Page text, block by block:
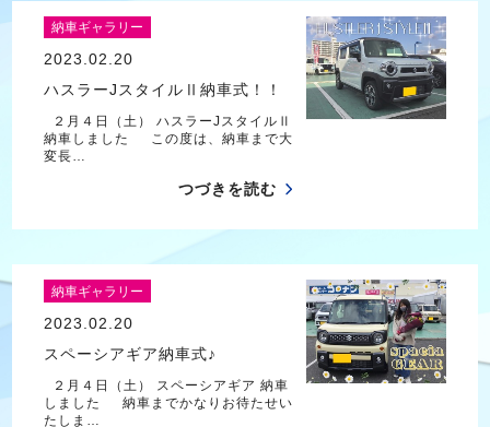
納車ギャラリー
2023.02.20
ハスラーJスタイルⅡ納車式！！
２月４日（土） ハスラーJスタイルⅡ
納車しました この度は、納車まで大
変長…
つづきを読む
納車ギャラリー
2023.02.20
スペーシアギア納車式♪
２月４日（土） スペーシアギア 納車
しました 納車までかなりお待たせい
たしま…